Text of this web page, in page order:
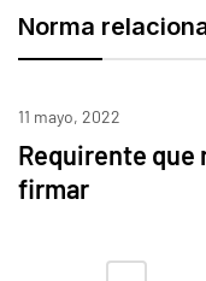
Norma
11 mayo, 2022
Requirente que
firmar